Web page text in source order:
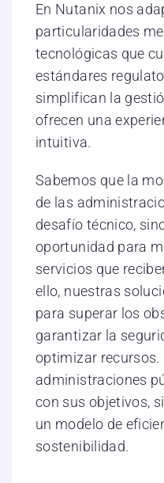
En Nutanix nos
particularidades
tecnológicas que
estándares
simplifican la
ofrecen una
intuitiva.
Sabemos que la
de las
desafío técnico,
oportunidad para
servicios que
ello, nuestras
para superar los
garantizar la
optimizar recursos.
administraciones
con sus objetivos,
un modelo de
sostenibilidad.